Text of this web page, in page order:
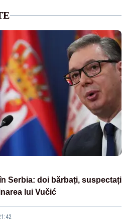
Serbia: doi bărbați, suspectați
lui Vučić